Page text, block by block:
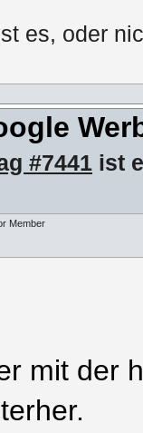
es, oder
#7441 ist
Member
mit der